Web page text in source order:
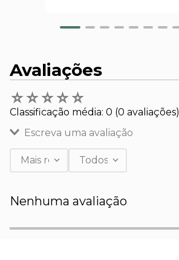
Avaliações
☆☆☆☆☆
Classificação média: 0 (0 avaliações)
Escreva uma avaliação
Título
Mais recentesTodos
Nenhuma avaliação